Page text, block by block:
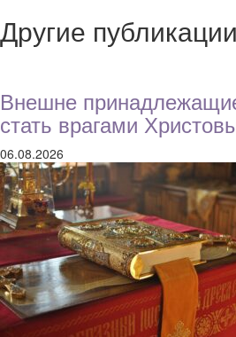
Другие
Внешне
стать врагами
06.08.2026